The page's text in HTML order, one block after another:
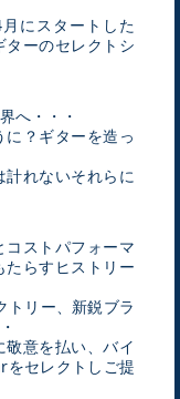
にスタートした
ーのセレクトシ
へ・・・
？ギターを造っ
れないそれらに
コストパフォーマ
たらすヒストリー
トリー、新鋭ブラ
意を払い、バイ
をセレクトしご提